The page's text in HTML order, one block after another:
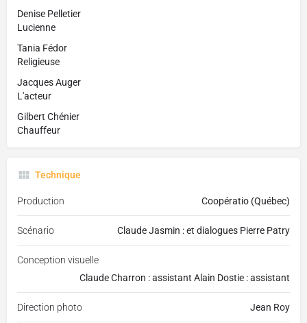
Denise Pelletier
Lucienne
Tania Fédor
Religieuse
Jacques Auger
L'acteur
Gilbert Chénier
Chauffeur
Technique
Production Coopératio (Québec)
Scénario Claude Jasmin : et dialogues Pierre Patry
Conception visuelle
Claude Charron : assistant Alain Dostie : assistant
Direction photo Jean Roy